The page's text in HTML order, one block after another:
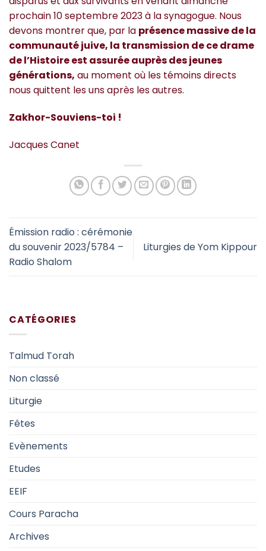
prochain 10 septembre 2023 à la synagogue. Nous
devons montrer que, par la présence massive de la
communauté juive, la transmission de ce drame
de l’Histoire est assurée auprès des jeunes
générations, au moment où les témoins directs
nous quittent les uns après les autres.
Zakhor-Souviens-toi !
Jacques Canet
Émission radio : cérémonie
du souvenir 2023/5784 –
Radio Shalom
Liturgies de Yom Kippour
CATÉGORIES
Talmud Torah
Non classé
Liturgie
Fêtes
Evènements
Etudes
EEIF
Cours Paracha
Archives